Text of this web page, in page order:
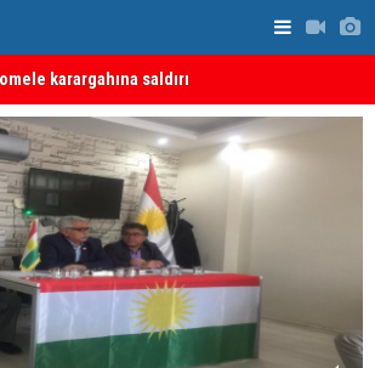
bu yasa demokrasi güçleri aleyhine
gebe” -- Ayşe Hür